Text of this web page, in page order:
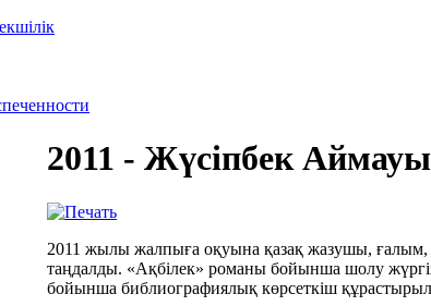
2011 - Жүсіпбек
2011 жылы жалпыға оқуына қазақ жазушы, ғалым,
таңдалды. «Ақбілек» романы бойынша шолу
бойынша библиографиялық көрсеткіш